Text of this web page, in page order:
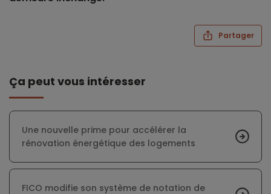
Partager
Ça peut vous intéresser
Une nouvelle prime pour accélérer la
rénovation énergétique des logements
FICO modifie son système de notation de